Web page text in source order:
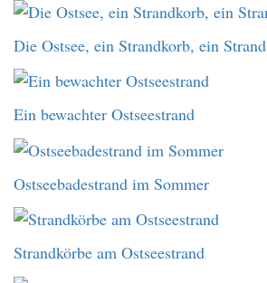
Die Ostsee, ein Strandkorb, ein Strand
Ein bewachter Ostseestrand
Ostseebadestrand im Sommer
Strandkörbe am Ostseestrand